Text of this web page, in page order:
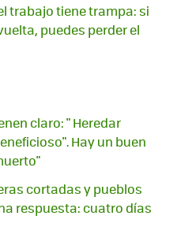
trabajo tiene trampa: si
puedes perder el
claro: " Heredar
Hay un buen
cortadas y pueblos
respuesta: cuatro días